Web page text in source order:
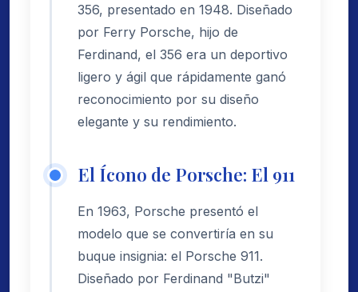
356, presentado en 1948. Diseñado
por Ferry Porsche, hijo de
Ferdinand, el 356 era un deportivo
ligero y ágil que rápidamente ganó
reconocimiento por su diseño
elegante y su rendimiento.
El Ícono de Porsche: El 911
En 1963, Porsche presentó el
modelo que se convertiría en su
buque insignia: el Porsche 911.
Diseñado por Ferdinand "Butzi"